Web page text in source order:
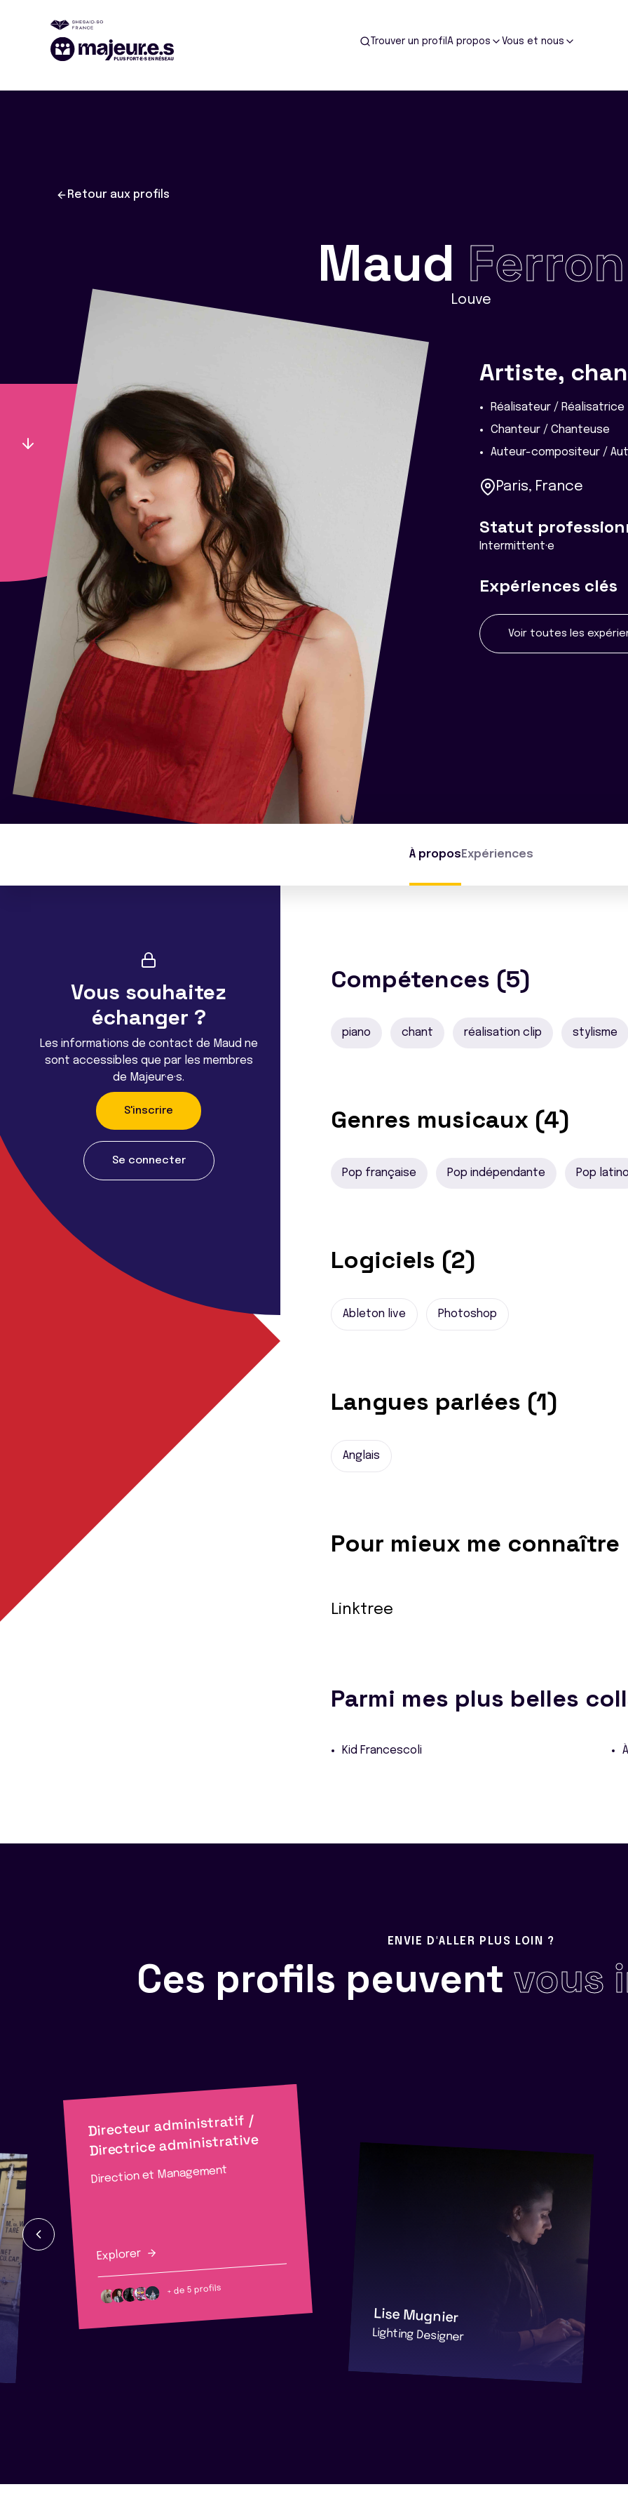
Trouver un profil A propos Vous et nous
Retour aux profils
Maud Ferron
Louve
Artiste,
Réalisateur / Réalisatrice
Chanteur / Chanteuse
Auteur-compositeur /
Paris, France
Statut
Intermittent·e
Expériences clés
Voir toutes les
À propos Expériences
Vous souhaitez
échanger ?
Les informations de contact de Maud ne
sont accessibles que par les membres
de Majeur·e·s.
S'inscrire
Se connecter
Compétences (5)
piano chant réalisation clip stylisme
Genres musicaux (4)
Pop française Pop indépendante Pop latino
Logiciels (2)
Ableton live Photoshop
Langues parlées (1)
Anglais
Pour mieux me connaître
Linktree
Parmi mes plus belles
Kid Francescoli
ENVIE D'ALLER PLUS LOIN ?
Ces profils peuvent vous
Directeur administratif /
Directrice administrative
Direction et Management
Explorer
+ de 5 profils
Lise Mugnier
Lighting Designer